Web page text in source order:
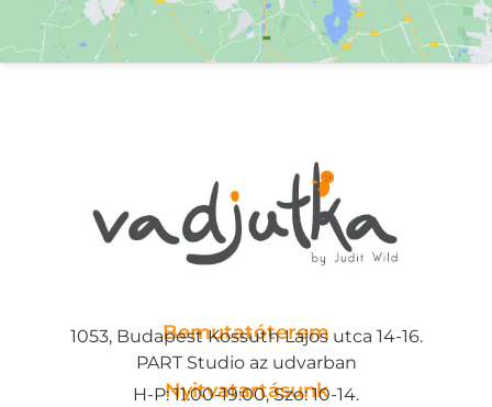
Bemutatóterem
1053, Budapest Kossuth Lajos utca 14-16.
PART Studio az udvarban
Nyitvatartásunk
H-P: 11:00-19:00, Szo: 10-14.